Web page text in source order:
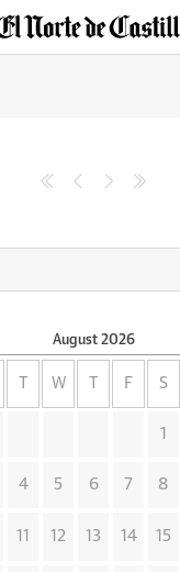
August 2026
W F S
1
4 5 6 7 8
11 12 13 14 15